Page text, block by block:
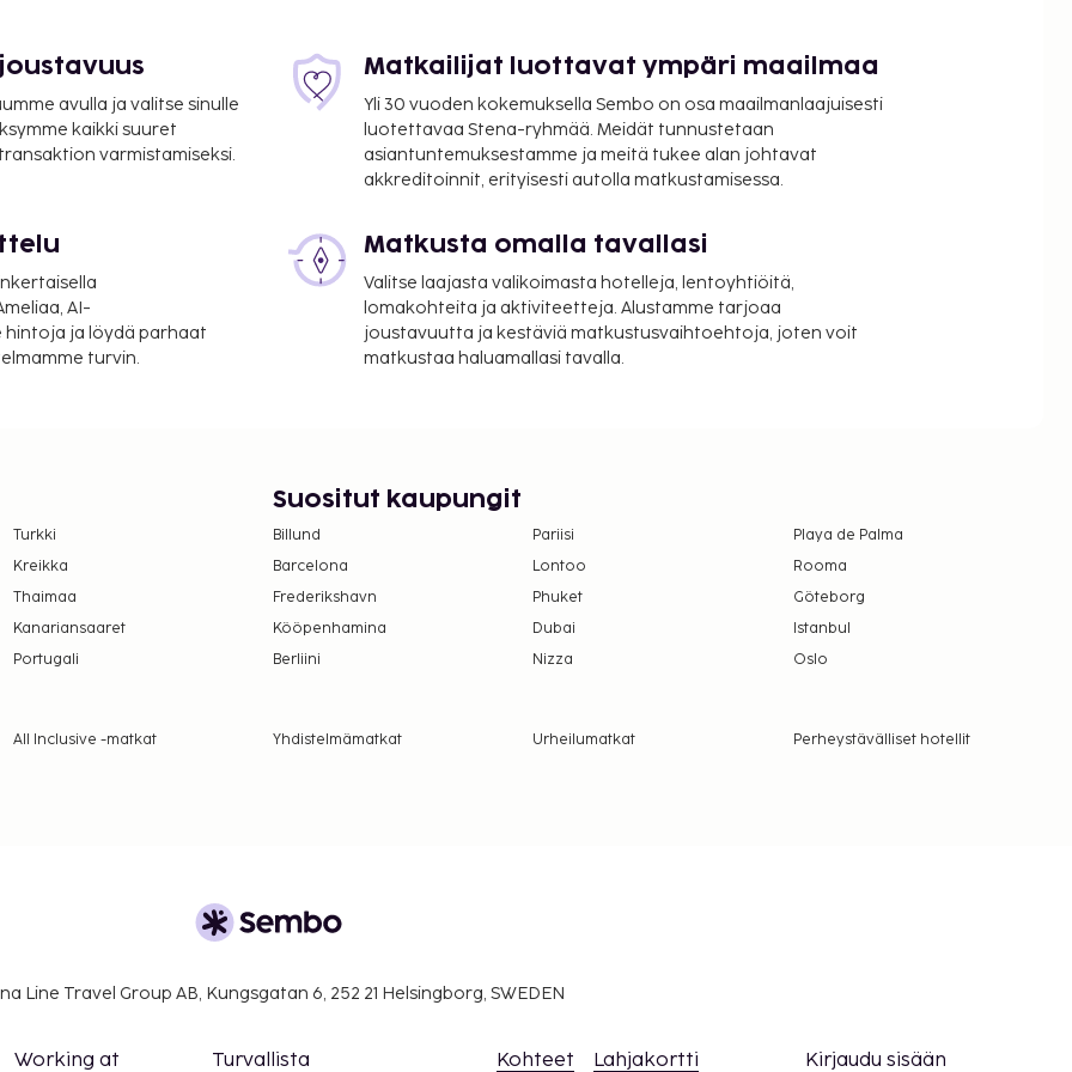
ilmainen
kuuluu ulkouima-
muun muassa
avulla ja valitse sinulle
kaikki suuret
varmistamiseksi.
Matkailijat luottavat ympäri maailmaa
Yli 30 vuoden kokemuksella Sembo on osa maailmanlaajuisesti
luotettavaa Stena-ryhmää. Meidät tunnustetaan
asiantuntemuksestamme ja meitä tukee alan johtavat
akkreditoinnit, erityisesti autolla matkustamisessa.
AI-
ja löydä parhaat
turvin.
Matkusta omalla tavallasi
Valitse laajasta valikoimasta hotelleja, lentoyhtiöitä,
lomakohteita ja aktiviteetteja. Alustamme tarjoaa
joustavuutta ja kestäviä matkustusvaihtoehtoja, joten voit
matkustaa haluamallasi tavalla.
Turkki
Kreikka
Thaimaa
Kanariansaaret
Portugali
Suositut kaupungit
Billund Pariisi
Playa de Palma
Barcelona
Lontoo
Rooma
Frederikshavn
Phuket
Göteborg
Kööpenhamina
Dubai
Istanbul
Berliini
Nizza Oslo
All Inclusive -matkat Yhdistelmämatkat Urheilumatkat
Perheystävälliset hotellit
Line Travel Group AB, Kungsgatan 6, 252 21 Helsingborg, SWEDEN
Working at Turvallista Kohteet Lahjakortti Kirjaudu sisään